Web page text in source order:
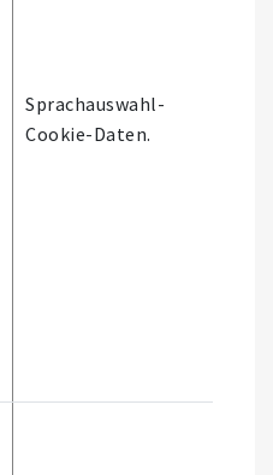
Sprachauswahl-
Cookie-Daten.